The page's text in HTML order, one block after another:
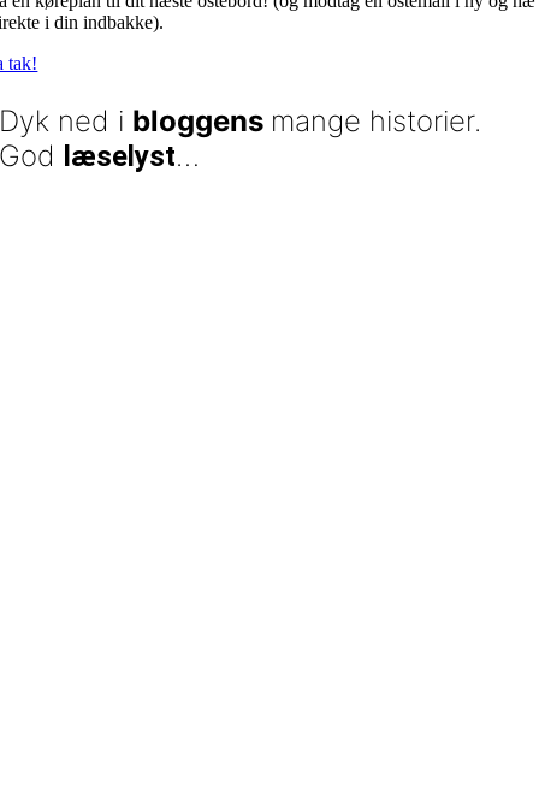
i din indbakke).
tak!
Dyk ned i bloggens mange historier.
God læselyst…